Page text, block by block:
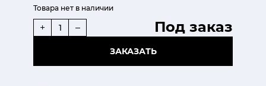
Товара нет в наличии
Под заказ
+ –
ЗАКАЗАТЬ